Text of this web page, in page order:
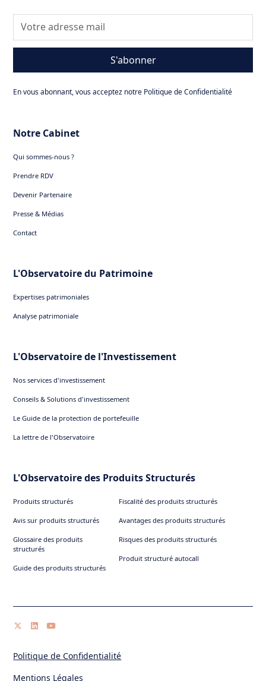
S'abonner
En vous abonnant, vous acceptez notre Politique de Confidentialité
Notre Cabinet
Qui sommes-nous ?
Prendre RDV
Devenir Partenaire
Presse & Médias
Contact
L'Observatoire du Patrimoine
Expertises patrimoniales
Analyse patrimoniale
L'Observatoire de l'Investissement
Nos services d'investissement
Conseils & Solutions d'investissement
Le Guide de la protection de portefeuille
La lettre de l'Observatoire
L'Observatoire des Produits Structurés
Produits structurés
Avis sur produits structurés
Glossaire des produits
structurés
Guide des produits structurés
Fiscalité des produits structurés
Avantages des produits structurés
Risques des produits structurés
Produit structuré autocall
Politique de Confidentialité
Mentions Légales